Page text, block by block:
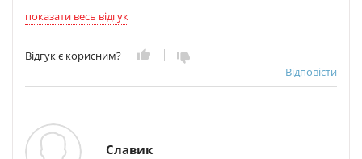
показати весь відгук
Відгук є корисним?
Відповісти
Славик